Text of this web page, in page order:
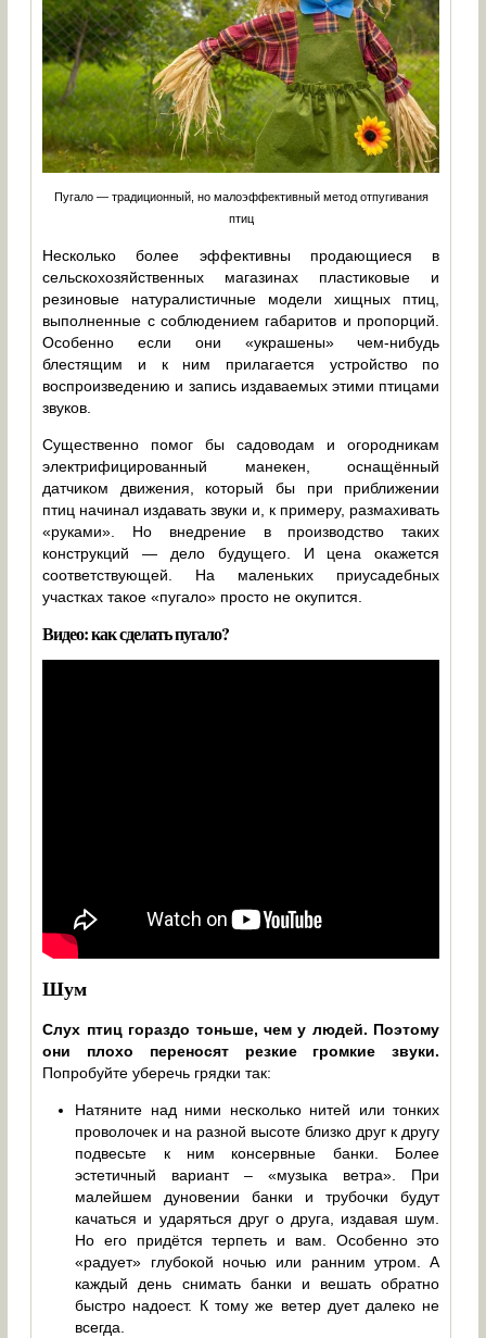
Пугало — традиционный, но малоэффективный метод отпугивания
птиц
Несколько более эффективны продающиеся в
сельскохозяйственных магазинах пластиковые и
резиновые натуралистичные модели хищных птиц,
выполненные с соблюдением габаритов и пропорций.
Особенно если они «украшены» чем-нибудь
блестящим и к ним прилагается устройство по
воспроизведению и запись издаваемых этими птицами
звуков.
Существенно помог бы садоводам и огородникам
электрифицированный манекен, оснащённый
датчиком движения, который бы при приближении
птиц начинал издавать звуки и, к примеру, размахивать
«руками». Но внедрение в производство таких
конструкций — дело будущего. И цена окажется
соответствующей. На маленьких приусадебных
участках такое «пугало» просто не окупится.
Видео: как сделать пугало?
Шум
Слух птиц гораздо тоньше, чем у людей. Поэтому
они плохо переносят резкие громкие звуки.
Попробуйте уберечь грядки так:
Натяните над ними несколько нитей или тонких
проволочек и на разной высоте близко друг к другу
подвесьте к ним консервные банки. Более
эстетичный вариант – «музыка ветра». При
малейшем дуновении банки и трубочки будут
качаться и ударяться друг о друга, издавая шум.
Но его придётся терпеть и вам. Особенно это
«радует» глубокой ночью или ранним утром. А
каждый день снимать банки и вешать обратно
быстро надоест. К тому же ветер дует далеко не
всегда.